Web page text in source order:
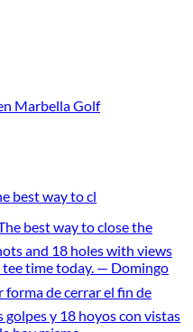
Marbella Golf
best way to cl